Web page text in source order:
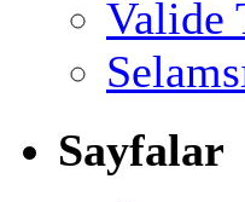
Valide
Sayfalar